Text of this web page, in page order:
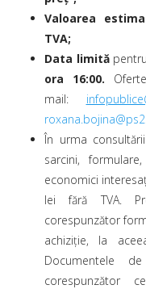
Valoarea
TVA;
Data limită
ora 16:00.
mail:
În urma
sarcini,
economici
lei fără TVA.
corespunzător
achiziție, la
Documentele
corespunzător